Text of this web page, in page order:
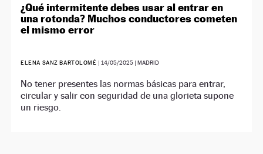
¿Qué intermitente debes usar al entrar en
una rotonda? Muchos conductores cometen
el mismo error
ELENA SANZ BARTOLOMÉ | 14/05/2025| MADRID
No tener presentes las normas básicas para entrar,
circular y salir con seguridad de una glorieta supone
un riesgo.